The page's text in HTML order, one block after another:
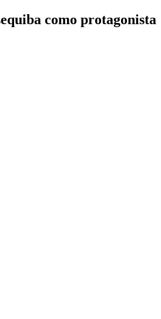
como protagonista